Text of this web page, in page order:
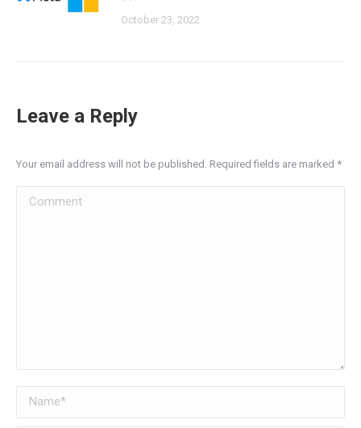
October 23, 2022
Leave a Reply
Your email address will not be published. Required fields are marked *
Comment
Name *